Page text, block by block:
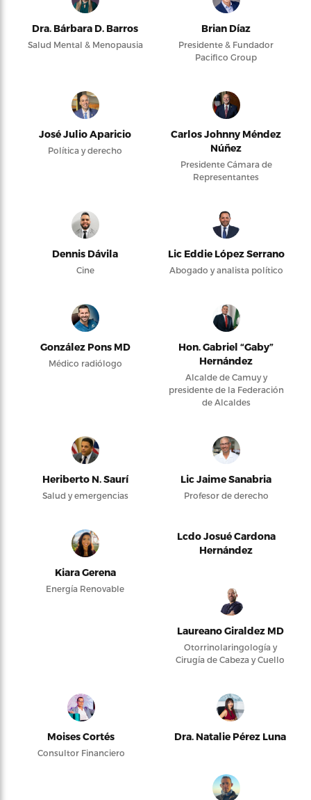
Dra. Bárbara D. Barros
Salud Mental & Menopausia
Brian Díaz
Presidente & Fundador
Pacifico Group
José Julio Aparicio
Política y derecho
Carlos Johnny Méndez
Núñez
Presidente Cámara de
Representantes
Dennis Dávila
Cine
Lic Eddie López Serrano
Abogado y analista político
González Pons MD
Médico radiólogo
Hon. Gabriel “Gaby”
Hernández
Alcalde de Camuy y
presidente de la Federación
de Alcaldes
Heriberto N. Saurí
Salud y emergencias
Lic Jaime Sanabria
Profesor de derecho
Kiara Gerena
Energía Renovable
Lcdo Josué Cardona
Hernández
Laureano Giraldez MD
Otorrinolaringología y
Cirugía de Cabeza y Cuello
Moises Cortés
Consultor Financiero
Dra. Natalie Pérez Luna